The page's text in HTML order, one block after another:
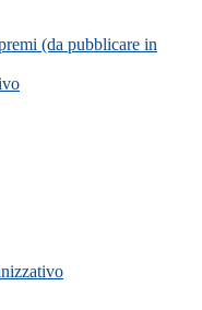
(da pubblicare in